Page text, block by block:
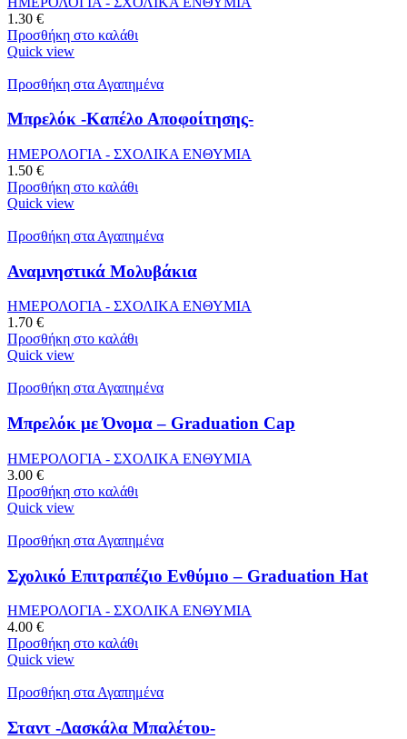
1.30 €
Προσθήκη στο καλάθι
Quick view
Προσθήκη στα Αγαπημένα
Μπρελόκ -Καπέλο Αποφοίτησης-
ΗΜΕΡΟΛΟΓΙΑ - ΣΧΟΛΙΚΑ ΕΝΘΥΜΙΑ
1.50 €
Προσθήκη στο καλάθι
Quick view
Προσθήκη στα Αγαπημένα
Αναμνηστικά Μολυβάκια
ΗΜΕΡΟΛΟΓΙΑ - ΣΧΟΛΙΚΑ ΕΝΘΥΜΙΑ
1.70 €
Προσθήκη στο καλάθι
Quick view
Προσθήκη στα Αγαπημένα
Μπρελόκ με Όνομα – Graduation Cap
ΗΜΕΡΟΛΟΓΙΑ - ΣΧΟΛΙΚΑ ΕΝΘΥΜΙΑ
3.00 €
Προσθήκη στο καλάθι
Quick view
Προσθήκη στα Αγαπημένα
Σχολικό Επιτραπέζιο Ενθύμιο – Graduation Hat
ΗΜΕΡΟΛΟΓΙΑ - ΣΧΟΛΙΚΑ ΕΝΘΥΜΙΑ
4.00 €
Προσθήκη στο καλάθι
Quick view
Προσθήκη στα Αγαπημένα
Σταντ -Δασκάλα Μπαλέτου-